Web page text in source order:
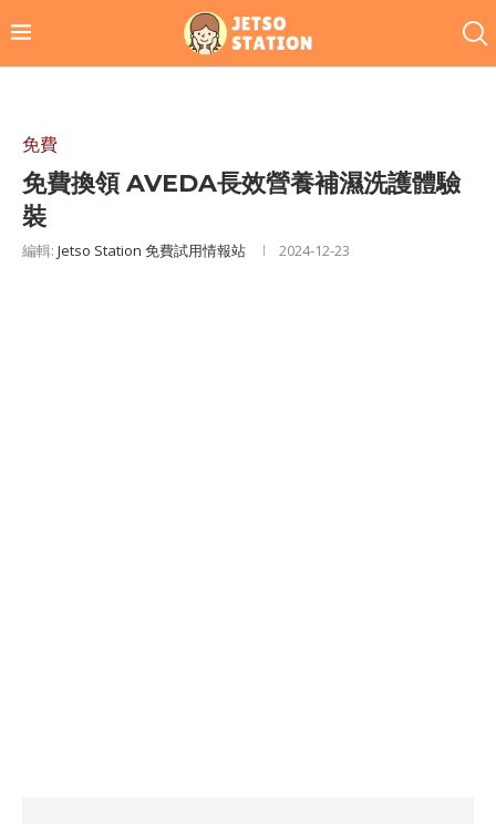
免費
免費換領 AVEDA長效營養補濕洗護體驗
裝
編輯: Jetso Station 免費試用情報站 2024-12-23